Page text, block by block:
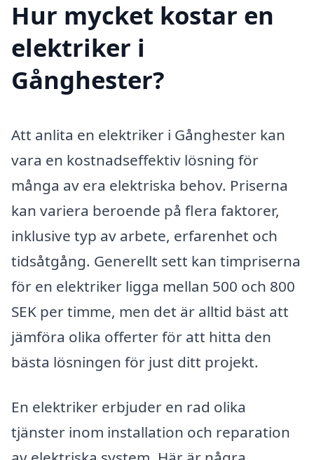
Hur mycket kostar en
elektriker i
Gånghester?
Att anlita en elektriker i Gånghester kan
vara en kostnadseffektiv lösning för
många av era elektriska behov. Priserna
kan variera beroende på flera faktorer,
inklusive typ av arbete, erfarenhet och
tidsåtgång. Generellt sett kan timpriserna
för en elektriker ligga mellan 500 och 800
SEK per timme, men det är alltid bäst att
jämföra olika offerter för att hitta den
bästa lösningen för just ditt projekt.
En elektriker erbjuder en rad olika
tjänster inom installation och reparation